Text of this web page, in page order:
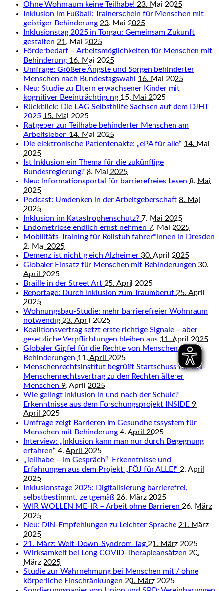
Ohne Wohnraum keine Teilhabe! 23. Mai 2025
Inklusion im Fußball: Trainerschein für Menschen mit
geistiger Behinderung 23. Mai 2025
Inklusionstag 2025 in Torgau: Gemeinsam Zukunft
gestalten 21. Mai 2025
Förderbedarf – Arbeitsmöglichkeiten für Menschen mit
Behinderung 16. Mai 2025
Umfrage: Größere Ängste und Sorgen behinderter
Menschen nach Bundestagswahl 16. Mai 2025
Neu: Studie zu Eltern erwachsener Kinder mit
kognitiver Beeinträchtigung 15. Mai 2025
Rückblick: Die LAG Selbsthilfe Sachsen auf dem DJHT
2025 15. Mai 2025
Ratgeber zur Teilhabe behinderter Menschen am
Arbeitsleben 14. Mai 2025
Die elektronische Patientenakte: „ePA für alle“ 14. Mai
2025
Ist Inklusion ein Thema für die zukünftige
Bundesregierung? 8. Mai 2025
Neu: Informationsportal für barrierefreies Lesen 8. Mai
2025
Podcast: Umdenken in der Arbeitgeberschaft 8. Mai
2025
Inklusion im Katastrophenschutz? 7. Mai 2025
Endometriose endlich ernst nehmen 7. Mai 2025
Mobilitäts-Training für Rollstuhlfahrer*innen in Dresden
2. Mai 2025
Demenz ist nicht gleich Alzheimer 30. April 2025
Globaler Einsatz für Menschen mit Behinderungen 30.
April 2025
Braille in der Street Art 25. April 2025
Reportage: Durch Inklusion zum Traumberuf 25. April
2025
Wohnungsbau-Studie: mehr barrierefreier Wohnraum
notwendig 23. April 2025
Koalitionsvertrag setzt erste richtige Signale – aber
gesetzliche Verpflichtungen bleiben aus 11. April 2025
Globaler Gipfel für die Rechte von Menschen mit
Behinderungen 11. April 2025
Menschenrechtsinstitut begrüßt Startschuss für UN-
Menschenrechtsvertrag zu den Rechten älterer
Menschen 9. April 2025
Wie gelingt Inklusion in und nach der Schule?
Erkenntnisse aus dem Forschungsprojekt INSIDE 9.
April 2025
Umfrage zeigt Barrieren im Gesundheitssystem für
Menschen mit Behinderung 4. April 2025
Interview: „Inklusion kann man nur durch Begegnung
erfahren“ 4. April 2025
„Teilhabe – im Gespräch“: Erkenntnisse und
Erfahrungen aus dem Projekt „FÖJ für ALLE!“ 2. April
2025
Inklusionstage 2025: Digitalisierung barrierefrei,
selbstbestimmt, zeitgemäß 26. März 2025
WIR WOLLEN MEHR – Arbeit ohne Barrieren 26. März
2025
Neu: DIN-Empfehlungen zu Leichter Sprache 21. März
2025
21. März: Welt-Down-Syndrom-Tag 21. März 2025
Wirksamkeit bei Long COVID-Therapieansätzen 20.
März 2025
Studie zur Wahrnehmung bei Menschen mit / ohne
körperliche Einschränkungen 20. März 2025